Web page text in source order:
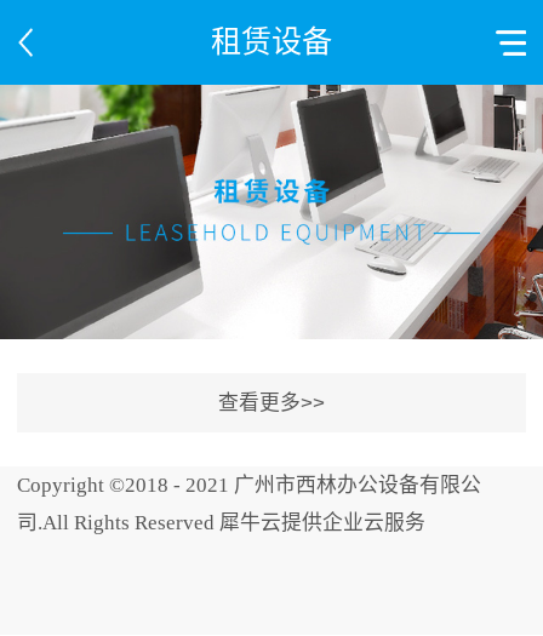
租赁设备
Copyright ©2018 - 2021 广州市西林办公设备有限公
司.All Rights Reserved 犀牛云提供企业云服务